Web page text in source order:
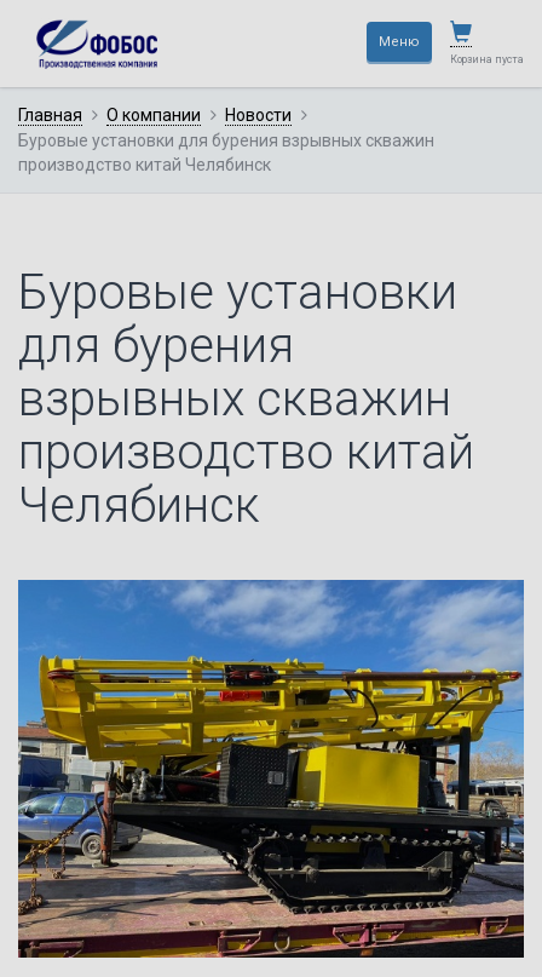
Корзина пуста
Меню
Главная О компании
Новости
Буровые установки для бурения взрывных скважин
производство китай Челябинск
Буровые установки
для бурения
взрывных скважин
производство китай
Челябинск—
Не тратьте время,
Подберем оборудование для Вас за 10
минут!
Подобрать